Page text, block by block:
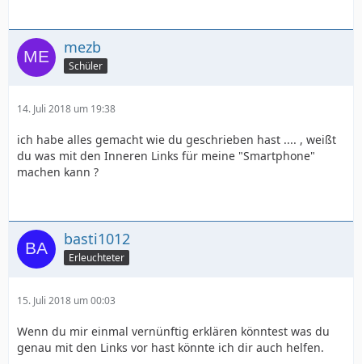
mezb
Schüler
14. Juli 2018 um 19:38
ich habe alles gemacht wie du geschrieben hast .... , weißt
du was mit den Inneren Links für meine "Smartphone"
machen kann ?
basti1012
Erleuchteter
15. Juli 2018 um 00:03
Wenn du mir einmal vernünftig erklären könntest was du
genau mit den Links vor hast könnte ich dir auch helfen.